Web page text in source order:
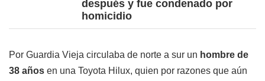
después y fue condenado por
homicidio
Por Guardia Vieja circulaba de norte a sur un hombre de
38 años en una Toyota Hilux, quien por razones que aún